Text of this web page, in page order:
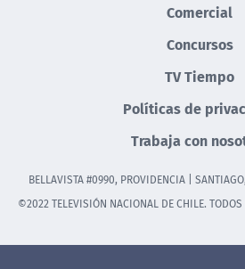
Comercial
Concursos
TV Tiempo
Políticas de
Trabaja con
BELLAVISTA #0990, PROVIDENCIA |
©2022 TELEVISIÓN NACIONAL DE CHILE. TODOS